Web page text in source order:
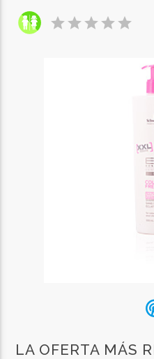
starstarstarstarstar
LA OFERTA MÁS